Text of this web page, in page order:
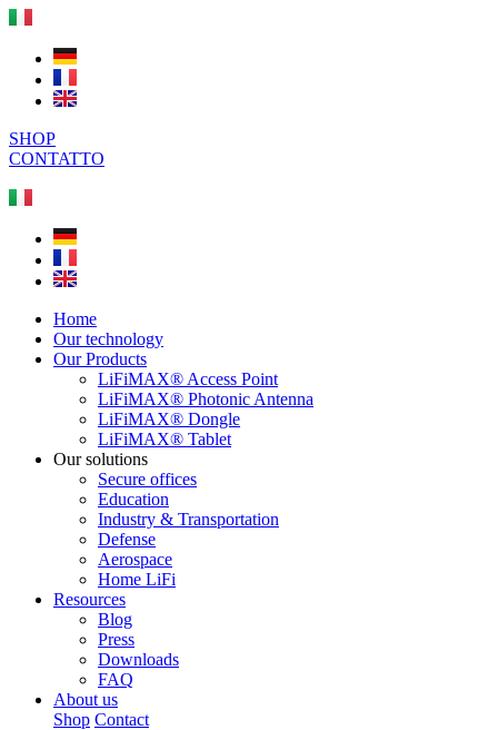
SHOP
CONTATTO
Home
Our technology
Our Products
LiFiMAX® Access Point
LiFiMAX® Photonic Antenna
LiFiMAX® Dongle
LiFiMAX® Tablet
Our solutions
Secure offices
Education
Industry & Transportation
Defense
Aerospace
Home LiFi
Resources
Blog
Press
Downloads
FAQ
About us
Shop Contact